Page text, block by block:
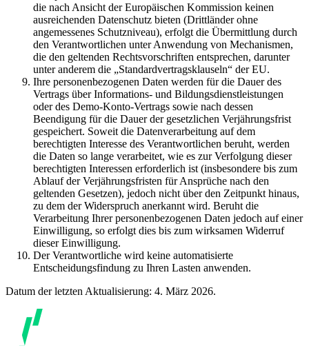
die nach Ansicht der Europäischen Kommission keinen
ausreichenden Datenschutz bieten (Drittländer ohne
angemessenes Schutzniveau), erfolgt die Übermittlung durch
den Verantwortlichen unter Anwendung von Mechanismen,
die den geltenden Rechtsvorschriften entsprechen, darunter
unter anderem die „Standardvertragsklauseln“ der EU.
Ihre personenbezogenen Daten werden für die Dauer des
Vertrags über Informations- und Bildungsdienstleistungen
oder des Demo-Konto-Vertrags sowie nach dessen
Beendigung für die Dauer der gesetzlichen Verjährungsfrist
gespeichert. Soweit die Datenverarbeitung auf dem
berechtigten Interesse des Verantwortlichen beruht, werden
die Daten so lange verarbeitet, wie es zur Verfolgung dieser
berechtigten Interessen erforderlich ist (insbesondere bis zum
Ablauf der Verjährungsfristen für Ansprüche nach den
geltenden Gesetzen), jedoch nicht über den Zeitpunkt hinaus,
zu dem der Widerspruch anerkannt wird. Beruht die
Verarbeitung Ihrer personenbezogenen Daten jedoch auf einer
Einwilligung, so erfolgt dies bis zum wirksamen Widerruf
dieser Einwilligung.
Der Verantwortliche wird keine automatisierte
Entscheidungsfindung zu Ihren Lasten anwenden.
Datum der letzten Aktualisierung: 4. März 2026.